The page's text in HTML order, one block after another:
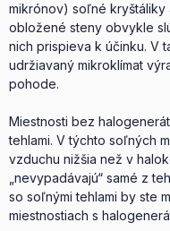
mikrónov) soľné kryštáliky
obložené steny obvykle
nich prispieva k účinku. V
udržiavaný mikroklímat
pohode.
Miestnosti bez
tehlami. V týchto soľných
vzduchu nižšia než v
„nevypadávajú“ samé z
so soľnými tehlami by ste
miestnostiach s